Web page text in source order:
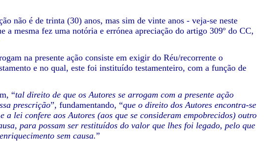
é de trinta (30) anos, mas sim de vinte anos - veja-se neste
mesma fez uma notória e errónea apreciação do artigo 309º do CC,
na presente ação consiste em exigir do Réu/recorrente o
e no qual, este foi instituído testamenteiro, com a função de
“tal direito de que os Autores se arrogam com a presente ação
prescrição”, fundamentando, “que o direito dos Autores encontra-se
lei confere aos Autores (aos que se consideram empobrecidos) outro
para possam ser restituídos do valor que lhes foi legado, pelo que
sem causa.”